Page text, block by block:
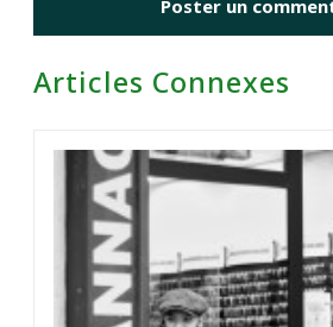
Articles Connexes